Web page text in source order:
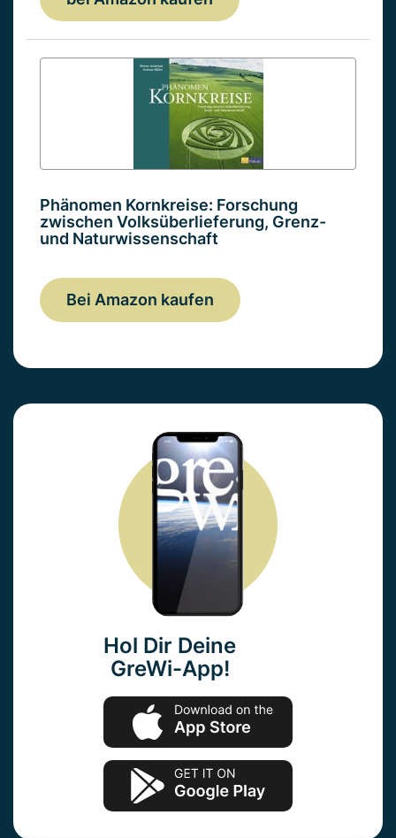
Phänomen Kornkreise: Forschung
zwischen Volksüberlieferung, Grenz-
und Naturwissenschaft
Bei Amazon kaufen
Hol Dir Deine
GreWi-App!